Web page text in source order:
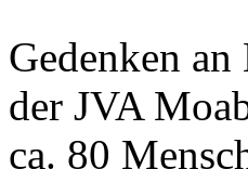
Gedenken
der JVA
ca. 80